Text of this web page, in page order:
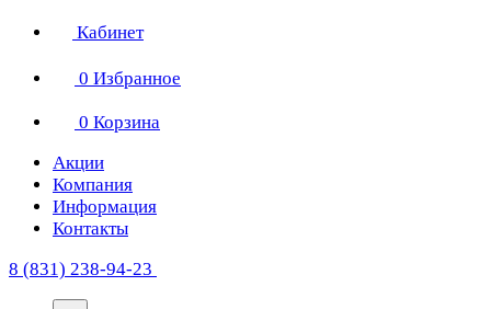
Кабинет
0 Избранное
0 Корзина
Акции
Компания
Информация
Контакты
8 (831) 238-94-23